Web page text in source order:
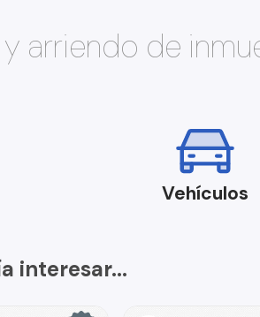
arriendo de
Vehículos
interesar...